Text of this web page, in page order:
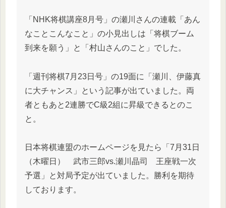
「NHK将棋講座8月号」の瀬川さんの連載「あん
なことこんなこと」の小見出しは「将棋ブーム
到来を願う」と「村山さんのこと」でした。
「週刊将棋7月23日号」の19面に「瀬川、伊藤真
に大チャンス」という記事が出ていました。両
者ともあと2連勝でC級2組に昇級できるとのこ
と。
日本将棋連盟のホームページを見たら「7月31日
（木曜日） 武市三郎vs.瀬川晶司 王座戦一次
予選」と対局予定が出ていました。勝利を期待
しております。